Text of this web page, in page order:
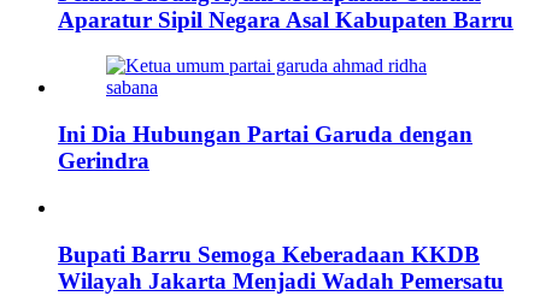
Aparatur Sipil Negara Asal Kabupaten Barru
Ini Dia Hubungan Partai Garuda dengan
Gerindra
Bupati Barru Semoga Keberadaan KKDB
Wilayah Jakarta Menjadi Wadah Pemersatu